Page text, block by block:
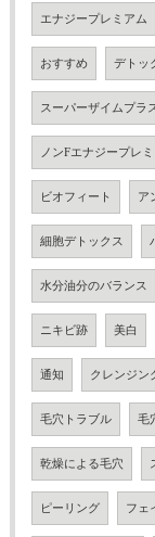
エナジープレミアム
おすすめ デトッ
スーパーザイムプラ
ノンFエナジープレ
ビオフィート ア
細胞デトックス
水分油分のバランス
ニキビ跡 美白
通知 クレンジン
毛穴トラブル 毛
乾燥による毛穴
ピーリング フェ